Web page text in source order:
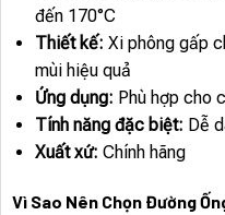
đến 170°C
Thiết kế: Xi phông gấp
mùi hiệu quả
Ứng dụng: Phù hợp cho
Tính năng đặc biệt: Dễ
Xuất xứ: Chính hãng
Vì Sao Nên Chọn Đường